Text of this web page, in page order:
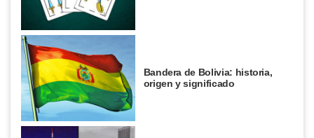
Bandera de Bolivia: historia,
origen y significado